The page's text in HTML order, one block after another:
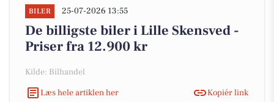
BILER 25-07-2026 13:55
De billigste biler i Lille Skensved -
Priser fra 12.900 kr
Kilde: Bilhandel
Læs hele artiklen her
Kopiér link